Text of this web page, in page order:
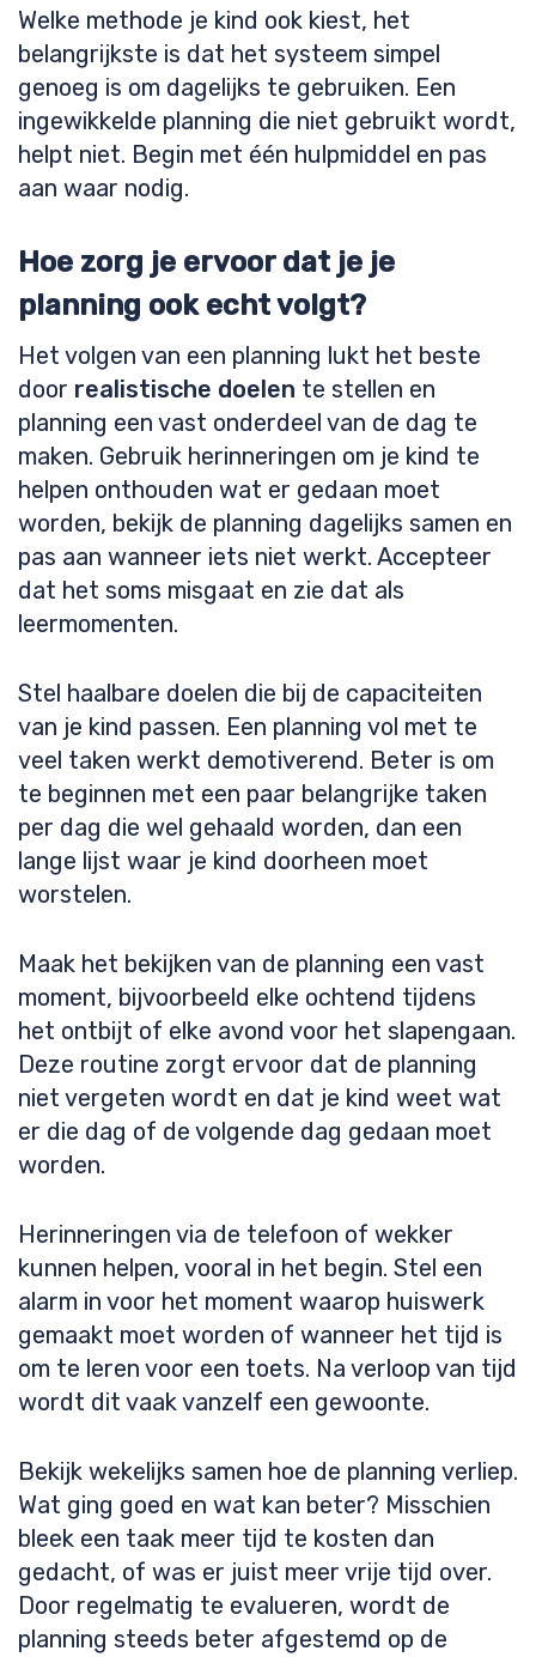
Welke methode je kind ook kiest, het
belangrijkste is dat het systeem simpel
genoeg is om dagelijks te gebruiken. Een
ingewikkelde planning die niet gebruikt wordt,
helpt niet. Begin met één hulpmiddel en pas
aan waar nodig.
Hoe zorg je ervoor dat je je
planning ook echt volgt?
Het volgen van een planning lukt het beste
door realistische doelen te stellen en
planning een vast onderdeel van de dag te
maken. Gebruik herinneringen om je kind te
helpen onthouden wat er gedaan moet
worden, bekijk de planning dagelijks samen en
pas aan wanneer iets niet werkt. Accepteer
dat het soms misgaat en zie dat als
leermomenten.
Stel haalbare doelen die bij de capaciteiten
van je kind passen. Een planning vol met te
veel taken werkt demotiverend. Beter is om
te beginnen met een paar belangrijke taken
per dag die wel gehaald worden, dan een
lange lijst waar je kind doorheen moet
worstelen.
Maak het bekijken van de planning een vast
moment, bijvoorbeeld elke ochtend tijdens
het ontbijt of elke avond voor het slapengaan.
Deze routine zorgt ervoor dat de planning
niet vergeten wordt en dat je kind weet wat
er die dag of de volgende dag gedaan moet
worden.
Herinneringen via de telefoon of wekker
kunnen helpen, vooral in het begin. Stel een
alarm in voor het moment waarop huiswerk
gemaakt moet worden of wanneer het tijd is
om te leren voor een toets. Na verloop van tijd
wordt dit vaak vanzelf een gewoonte.
Bekijk wekelijks samen hoe de planning verliep.
Wat ging goed en wat kan beter? Misschien
bleek een taak meer tijd te kosten dan
gedacht, of was er juist meer vrije tijd over.
Door regelmatig te evalueren, wordt de
planning steeds beter afgestemd op de